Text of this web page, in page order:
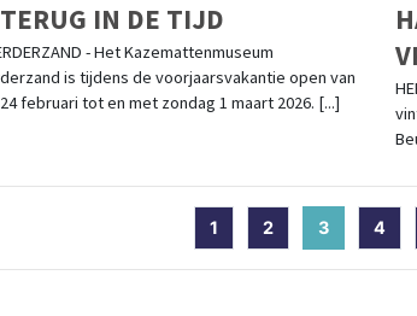
IN DE TIJD
- Het Kazemattenmuseum
is tijdens de voorjaarsvakantie open van
februari tot en met zondag 1 maart 2026. [...]
1 2 3(current)
4